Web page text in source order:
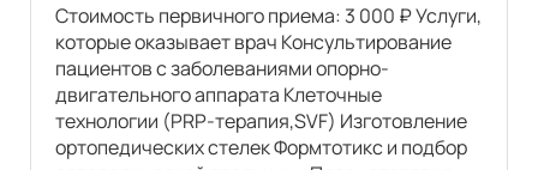
Стоимость первичного приема: 3 000 ₽ Услуги,
которые оказывает врач Консультирование
пациентов с заболеваниями опорно-
двигательного аппарата Клеточные
технологии (PRP-терапия,SVF) Изготовление
ортопедических стелек Формтотикс и подбор